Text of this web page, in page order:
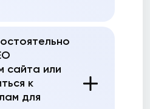
сайта или
к
для